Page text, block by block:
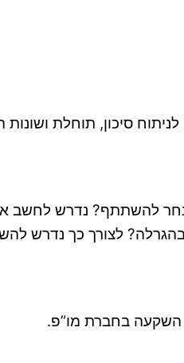
סיכון, תוחלת ושונות
להשתתף? נדרש לחשב
למר גמבלר להשתתף בהגרלה?
השקעה בחברת מו”פ.